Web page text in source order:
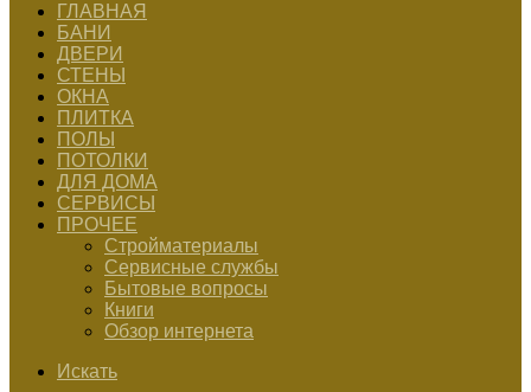
ГЛАВНАЯ
БАНИ
ДВЕРИ
СТЕНЫ
ОКНА
ПЛИТКА
ПОЛЫ
ПОТОЛКИ
ДЛЯ ДОМА
СЕРВИСЫ
ПРОЧЕЕ
Стройматериалы
Сервисные службы
Бытовые вопросы
Книги
Обзор интернета
Искать